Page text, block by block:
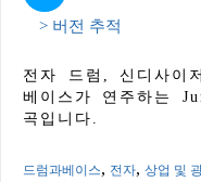
> 버전 추적
전자 드럼, 신디사이
베이스가 연주하는
곡입니다.
드럼과베이스, 전자, 상업 및